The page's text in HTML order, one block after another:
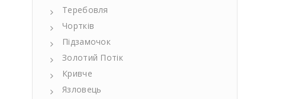
Теребовля
Чортків
Підзамочок
Золотий Потік
Кривче
Язловець